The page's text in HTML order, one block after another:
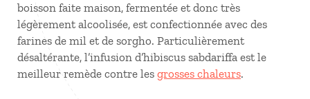
boisson faite maison, fermentée et donc très
légèrement alcoolisée, est confectionnée avec des
farines de mil et de sorgho. Particulièrement
désaltérante, l’infusion d’hibiscus sabdariffa est le
meilleur remède contre les grosses chaleurs.